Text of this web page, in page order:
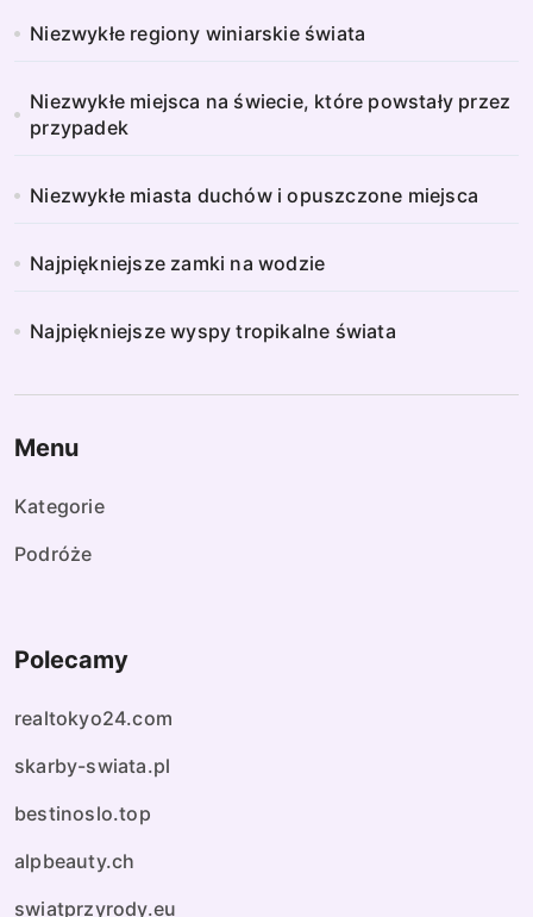
Niezwykłe regiony winiarskie świata
Niezwykłe miejsca na świecie, które powstały przez
przypadek
Niezwykłe miasta duchów i opuszczone miejsca
Najpiękniejsze zamki na wodzie
Najpiękniejsze wyspy tropikalne świata
Menu
Kategorie
Podróże
Polecamy
realtokyo24.com
skarby-swiata.pl
bestinoslo.top
alpbeauty.ch
swiatprzyrody.eu